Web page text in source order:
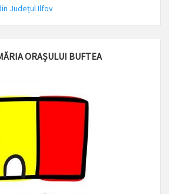
Județul Ilfov
ORAȘULUI BUFTEA